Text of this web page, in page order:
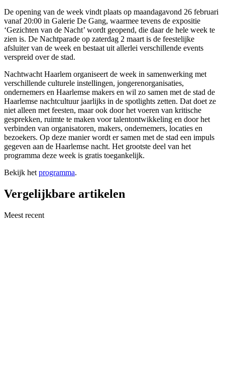
De opening van de week vindt plaats op maandagavond 26 februari
vanaf 20:00 in Galerie De Gang, waarmee tevens de expositie
‘Gezichten van de Nacht’ wordt geopend, die daar de hele week te
zien is. De Nachtparade op zaterdag 2 maart is de feestelijke
afsluiter van de week en bestaat uit allerlei verschillende events
verspreid over de stad.
Nachtwacht Haarlem organiseert de week in samenwerking met
verschillende culturele instellingen, jongerenorganisaties,
ondernemers en Haarlemse makers en wil zo samen met de stad de
Haarlemse nachtcultuur jaarlijks in de spotlights zetten. Dat doet ze
niet alleen met feesten, maar ook door het voeren van kritische
gesprekken, ruimte te maken voor talentontwikkeling en door het
verbinden van organisatoren, makers, ondernemers, locaties en
bezoekers. Op deze manier wordt er samen met de stad een impuls
gegeven aan de Haarlemse nacht. Het grootste deel van het
programma deze week is gratis toegankelijk.
Bekijk het programma.
Vergelijkbare artikelen
Meest recent